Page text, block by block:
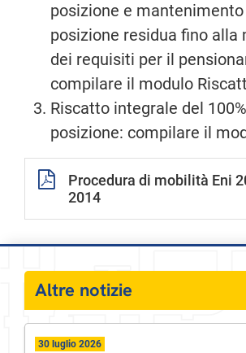
posizione e
posizione residua fino alla
dei requisiti per il
compilare il modulo
Riscatto integrale del
posizione: compilare il
Procedura di mobilità Eni
2014
Altre notizie
30 luglio 2026